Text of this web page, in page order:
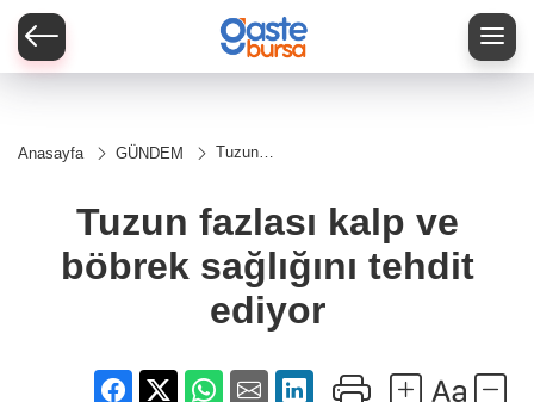
Anasayfa GÜNDEM
Tuzun
böbrek
sağlığını
ediyor
Tuzun fazlası kalp ve
böbrek sağlığını tehdit
ediyor